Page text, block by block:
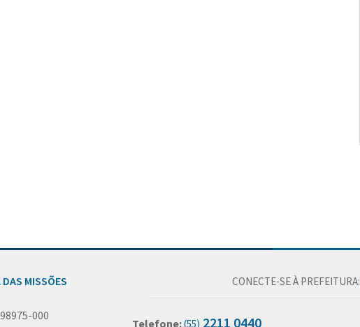
MISSÕES
000
CONECTE-SE À PREFEITURA:
Telefone:(55) 2211 0440